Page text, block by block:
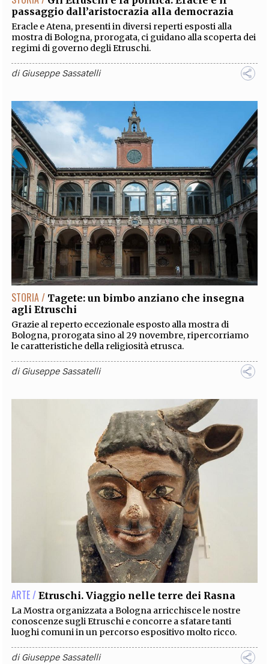
passaggio dall’aristocrazia alla democrazia
Eracle e Atena, presenti in diversi reperti esposti alla
mostra di Bologna, prorogata, ci guidano alla scoperta dei
regimi di governo degli Etruschi.
diGiuseppe Sassatelli
STORIA / Tagete: un bimbo anziano che insegna
agli Etruschi
Grazie al reperto eccezionale esposto alla mostra di
Bologna, prorogata sino al 29 novembre, ripercorriamo
le caratteristiche della religiosità etrusca.
diGiuseppe Sassatelli
ARTE / Etruschi. Viaggio nelle terre dei Rasna
La Mostra organizzata a Bologna arricchisce le nostre
conoscenze sugli Etruschi e concorre a sfatare tanti
luoghi comuni in un percorso espositivo molto ricco.
diGiuseppe Sassatelli